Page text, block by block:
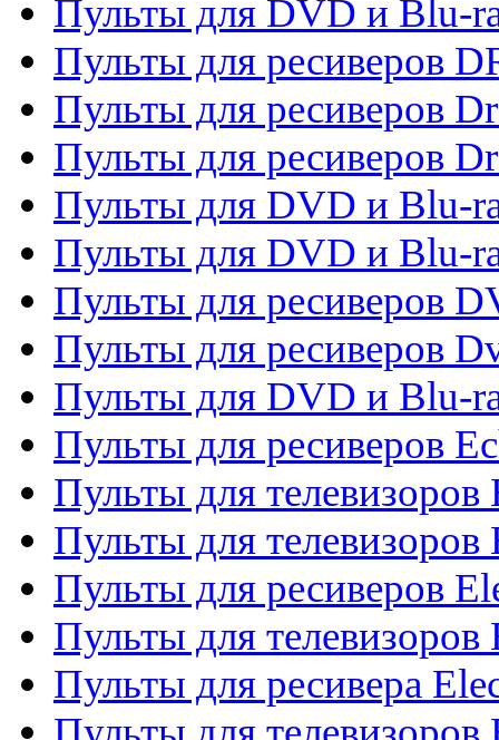
Пульты для DVD и Blu-
Пульты для ресиверов
Пульты для ресиверов
Пульты для ресиверов
Пульты для DVD и Blu-
Пульты для DVD и Blu-
Пульты для ресиверов
Пульты для ресиверов
Пульты для DVD и Blu-
Пульты для ресиверов
Пульты для телевизоров
Пульты для телевизоров
Пульты для ресиверов
Пульты для телевизоров
Пульты для ресивера